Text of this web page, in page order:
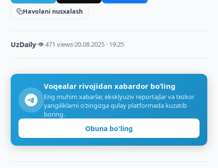
Havolani nusxalash
UzDaily·👁 471 views·20.08.2025 · 19:25
Voqealar rivojidan xabardor bo‘ling
Eng muhim xabarlar, eksklyuziv reportajlar va tezkor
yangiliklarni o‘zingizga qulay platformada kuzatib
boring.
Obuna bo'ling